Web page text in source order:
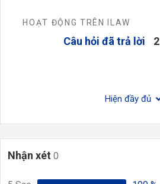
HOẠT ĐỘNG TRÊN ILAW
Câu hỏi đã trả lời 2
Hiện đầy đủ
Nhận xét 0